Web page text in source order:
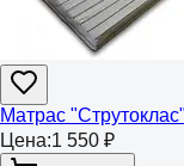
Матрас
Цена:1 550 ₽